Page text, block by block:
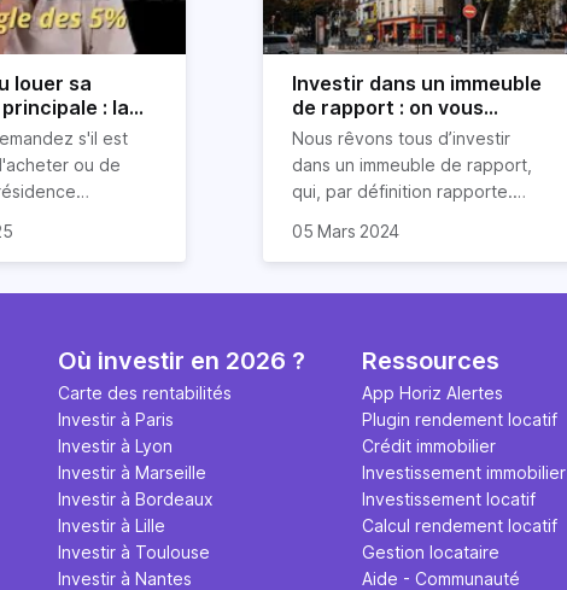
louer sa
: la
des 5%s'il est
ou de
pour prendre
la règle des 5%,
secondes et à
Bassel révèle
qui
de cette
fenêtres" ou "il
sécuriser son
nuancée. Les
peuvent
débats sans fin,
réconcilier les deux
Cette vidéo
approche simple
Investir dans un immeuble
de rapport : on vous
explique tout
Nous rêvons tous d’investir
dans un immeuble de rapport,
qui, par définition rapporte.
locatifs, ce type de bien
placement rentable, à condition
investir. En effet, l’immeuble de
locative sur le long terme,
permettant de s’assurer des
revenus réguliers, mais aussi de
se constituer un patrimoine
immobilier. Explications.
05 Mars 2024
Où investir en 2026 ?
Carte des rentabilités
Investir à Paris
Investir à Lyon
Investir à Marseille
Investir à Bordeaux
Investir à Lille
Investir à Toulouse
Investir à Nantes
Ressources
App Horiz Alertes
Plugin rendement locatif
Crédit immobilier
Investissement immobilier
Investissement locatif
Calcul rendement locatif
Gestion locataire
Aide - Communauté